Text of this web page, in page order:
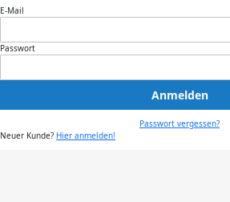
E-Mail
Passwort
Anmelden
Passwort vergessen?
Neuer Kunde? Hier anmelden!